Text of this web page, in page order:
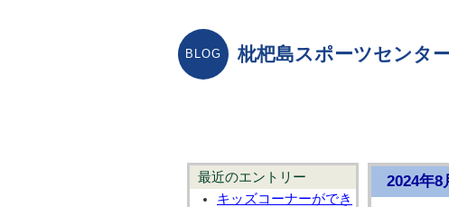
枇杷島スポーツセンタ
最近のエントリー
キッズコーナーができ
2024年8